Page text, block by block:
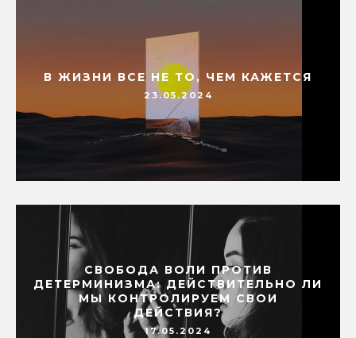
В ЖИЗНИ ВСЕ НЕ ТО, ЧЕМ КАЖЕТСЯ
23.05.2024
СВОБОДА ВОЛИ ПРОТИВ
ДЕТЕРМИНИЗМА: ДЕЙСТВИТЕЛЬНО ЛИ
МЫ КОНТРОЛИРУЕМ СВОИ
ДЕЙСТВИЯ?
17.05.2024